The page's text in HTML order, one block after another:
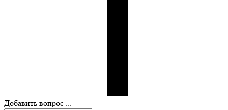
Добавить вопрос ...